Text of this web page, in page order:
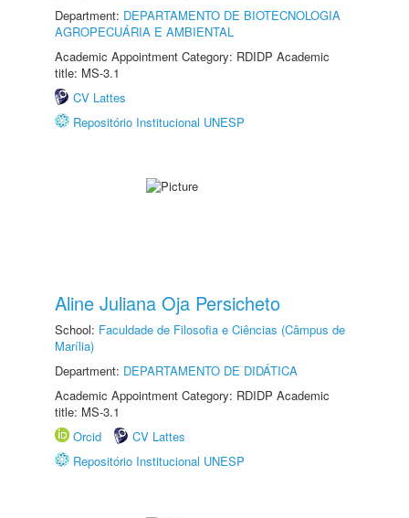
Department: DEPARTAMENTO DE BIOTECNOLOGIA
AGROPECUÁRIA E AMBIENTAL
Academic Appointment Category: RDIDP Academic
title: MS-3.1
CV Lattes
Repositório Institucional UNESP
Aline Juliana Oja Persicheto
School: Faculdade de Filosofia e Ciências (Câmpus de
Marília)
Department: DEPARTAMENTO DE DIDÁTICA
Academic Appointment Category: RDIDP Academic
title: MS-3.1
Orcid
CV Lattes
Repositório Institucional UNESP